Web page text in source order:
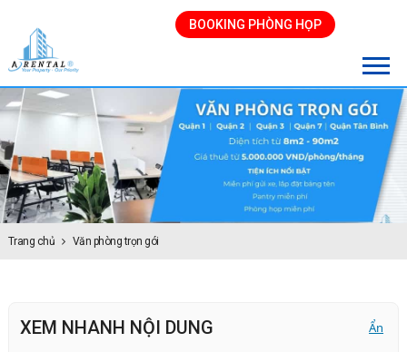
BOOKING PHÒNG HỌP
Trang chủ Văn phòng trọn gói
XEM NHANH NỘI DUNG Ẩn